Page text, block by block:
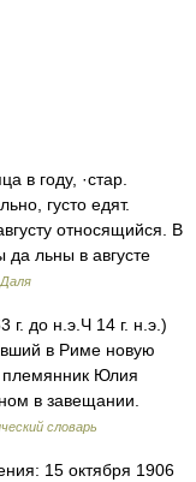
в году, ·стар.
густо едят.
относящийся. В
да льны в августе
г. до н.э.Ч 14 г. н.э.)
в Риме новую
племянник Юлия
в завещании.
словарь
15 октября 1906